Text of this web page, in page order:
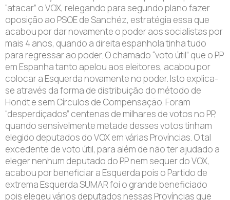
“atacar” o VOX, relegando para segundo plano fazer
oposição ao PSOE de Sanchéz, estratégia essa que
acabou por dar novamente o poder aos socialistas por
mais 4 anos, quando a direita espanhola tinha tudo
para regressar ao poder. O chamado “voto útil” que o PP
em Espanha tanto apelou aos eleitores, acabou por
colocar a Esquerda novamente no poder. Isto explica-
se através da forma de distribuição do método de
Hondt e sem Círculos de Compensação. Foram
“desperdiçados” centenas de milhares de votos no PP,
quando sensivelmente metade desses votos tinham
elegido deputados do VOX em várias Províncias. O tal
excedente de voto útil, para além de não ter ajudado a
eleger nenhum deputado do PP nem sequer do VOX,
acabou por beneficiar a Esquerda pois o Partido de
extrema Esquerda SUMAR foi o grande beneficiado
pois elegeu vários deputados nessas Províncias que